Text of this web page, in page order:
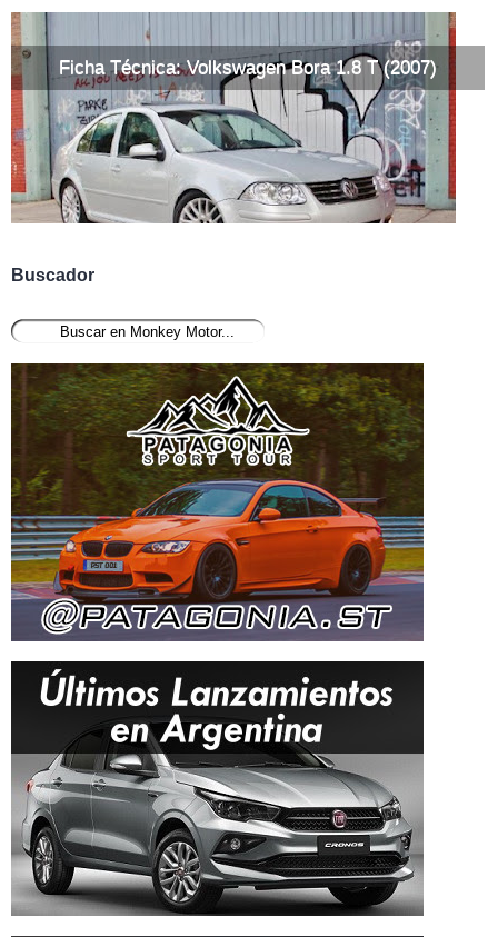
Ficha Técnica: Volkswagen Bora 1.8 T (2007)
Buscador